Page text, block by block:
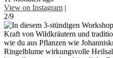
View on Instagram |
2/9